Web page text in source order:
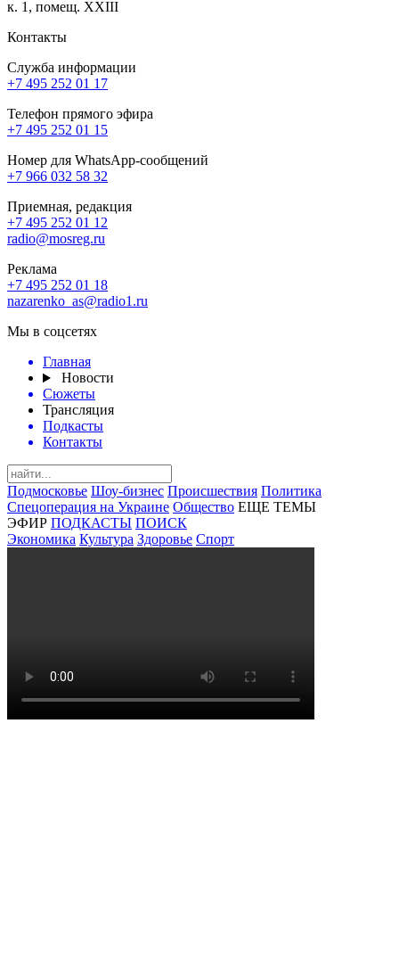
к. 1, помещ. XXIII
Контакты
Служба информации
+7 495 252 01 17
Телефон прямого эфира
+7 495 252 01 15
Номер для WhatsApp-сообщений
+7 966 032 58 32
Приемная, редакция
+7 495 252 01 12
radio@mosreg.ru
Реклама
+7 495 252 01 18
nazarenko_as@radio1.ru
Мы в соцсетях
Главная
Новости
Сюжеты
Трансляция
Подкасты
Контакты
Подмосковье Шоу-бизнес Происшествия Политика
Спецоперация на Украине Общество ЕЩЕ ТЕМЫ
ЭФИР ПОДКАСТЫ ПОИСК
Экономика Культура Здоровье Спорт